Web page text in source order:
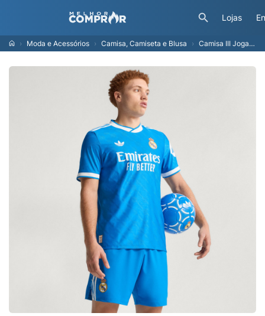
Lojas
Moda e Acessórios Camisa, Camiseta e Blusa Camisa III Jogador Real Madrid 25/26 Homem adidas